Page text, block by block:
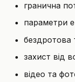
гранична
параметри
бездротова
захист від
відео та